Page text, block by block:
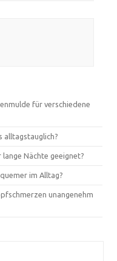
für verschiedene
alltagstauglich?
Nächte geeignet?
im Alltag?
unangenehm